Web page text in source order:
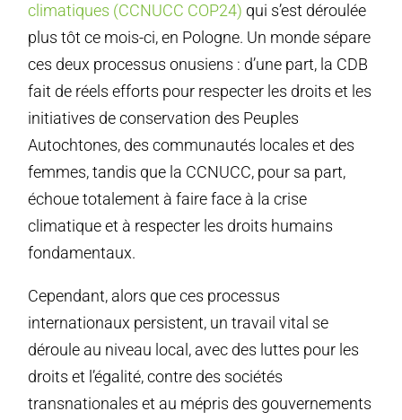
climatiques (CCNUCC COP24) qui s’est déroulée
plus tôt ce mois-ci, en Pologne. Un monde sépare
ces deux processus onusiens : d’une part, la CDB
fait de réels efforts pour respecter les droits et les
initiatives de conservation des Peuples
Autochtones, des communautés locales et des
femmes, tandis que la CCNUCC, pour sa part,
échoue totalement à faire face à la crise
climatique et à respecter les droits humains
fondamentaux.
Cependant, alors que ces processus
internationaux persistent, un travail vital se
déroule au niveau local, avec des luttes pour les
droits et l’égalité, contre des sociétés
transnationales et au mépris des gouvernements